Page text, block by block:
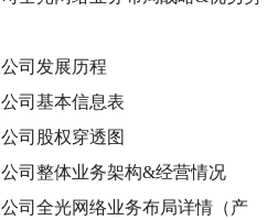
司发展历程
司基本信息表
司股权穿透图
司整体业务架构&经营情况
司全光网络业务布局详情（产